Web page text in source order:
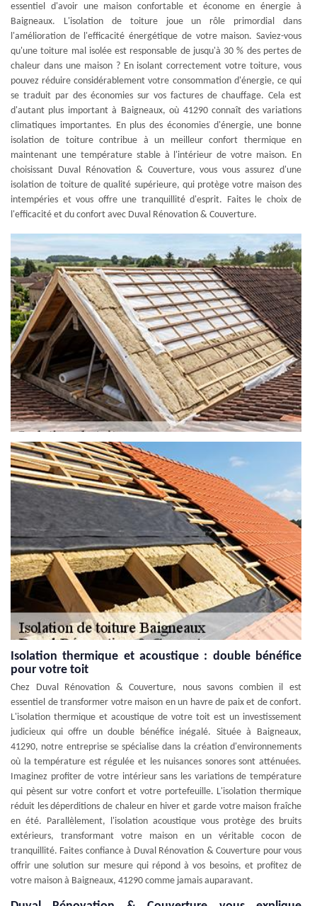
essentiel d'avoir une maison confortable et économe en énergie à
Baigneaux. L'isolation de toiture joue un rôle primordial dans
l'amélioration de l'efficacité énergétique de votre maison. Saviez-vous
qu'une toiture mal isolée est responsable de jusqu'à 30 % des pertes de
chaleur dans une maison ? En isolant correctement votre toiture, vous
pouvez réduire considérablement votre consommation d'énergie, ce qui
se traduit par des économies sur vos factures de chauffage. Cela est
d'autant plus important à Baigneaux, où 41290 connaît des variations
climatiques importantes. En plus des économies d'énergie, une bonne
isolation de toiture contribue à un meilleur confort thermique en
maintenant une température stable à l'intérieur de votre maison. En
choisissant Duval Rénovation & Couverture, vous vous assurez d'une
isolation de toiture de qualité supérieure, qui protège votre maison des
intempéries et vous offre une tranquillité d'esprit. Faites le choix de
l'efficacité et du confort avec Duval Rénovation & Couverture.
Isolation thermique et acoustique : double bénéfice
pour votre toit
Chez Duval Rénovation & Couverture, nous savons combien il est
essentiel de transformer votre maison en un havre de paix et de confort.
L'isolation thermique et acoustique de votre toit est un investissement
judicieux qui offre un double bénéfice inégalé. Située à Baigneaux,
41290, notre entreprise se spécialise dans la création d'environnements
où la température est régulée et les nuisances sonores sont atténuées.
Imaginez profiter de votre intérieur sans les variations de température
qui pèsent sur votre confort et votre portefeuille. L'isolation thermique
réduit les déperditions de chaleur en hiver et garde votre maison fraîche
en été. Parallèlement, l'isolation acoustique vous protège des bruits
extérieurs, transformant votre maison en un véritable cocon de
tranquillité. Faites confiance à Duval Rénovation & Couverture pour vous
offrir une solution sur mesure qui répond à vos besoins, et profitez de
votre maison à Baigneaux, 41290 comme jamais auparavant.